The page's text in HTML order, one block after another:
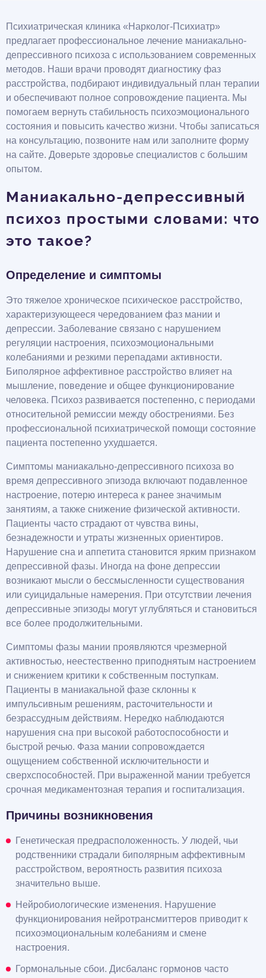
Психиатрическая клиника «Нарколог-Психиатр»
предлагает профессиональное лечение маниакально-
депрессивного психоза с использованием современных
методов. Наши врачи проводят диагностику фаз
расстройства, подбирают индивидуальный план терапии
и обеспечивают полное сопровождение пациента. Мы
помогаем вернуть стабильность психоэмоционального
состояния и повысить качество жизни. Чтобы записаться
на консультацию, позвоните нам или заполните форму
на сайте. Доверьте здоровье специалистов с большим
опытом.
Маниакально-депрессивный
психоз простыми словами: что
это такое?
Определение и симптомы
Это тяжелое хроническое психическое расстройство,
характеризующееся чередованием фаз мании и
депрессии. Заболевание связано с нарушением
регуляции настроения, психоэмоциональными
колебаниями и резкими перепадами активности.
Биполярное аффективное расстройство влияет на
мышление, поведение и общее функционирование
человека. Психоз развивается постепенно, с периодами
относительной ремиссии между обострениями. Без
профессиональной психиатрической помощи состояние
пациента постепенно ухудшается.
Симптомы маниакально-депрессивного психоза во
время депрессивного эпизода включают подавленное
настроение, потерю интереса к ранее значимым
занятиям, а также снижение физической активности.
Пациенты часто страдают от чувства вины,
безнадежности и утраты жизненных ориентиров.
Нарушение сна и аппетита становится ярким признаком
депрессивной фазы. Иногда на фоне депрессии
возникают мысли о бессмысленности существования
или суицидальные намерения. При отсутствии лечения
депрессивные эпизоды могут углубляться и становиться
все более продолжительными.
Симптомы фазы мании проявляются чрезмерной
активностью, неестественно приподнятым настроением
и снижением критики к собственным поступкам.
Пациенты в маниакальной фазе склонны к
импульсивным решениям, расточительности и
безрассудным действиям. Нередко наблюдаются
нарушения сна при высокой работоспособности и
быстрой речью. Фаза мании сопровождается
ощущением собственной исключительности и
сверхспособностей. При выраженной мании требуется
срочная медикаментозная терапия и госпитализация.
Причины возникновения
Генетическая предрасположенность. У людей, чьи
родственники страдали биполярным аффективным
расстройством, вероятность развития психоза
значительно выше.
Нейробиологические изменения. Нарушение
функционирования нейротрансмиттеров приводит к
психоэмоциональным колебаниям и смене
настроения.
Гормональные сбои. Дисбаланс гормонов часто